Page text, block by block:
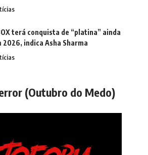
terá conquista de “platina” ainda
2026, indica Asha Sharma
(Outubro do Medo)